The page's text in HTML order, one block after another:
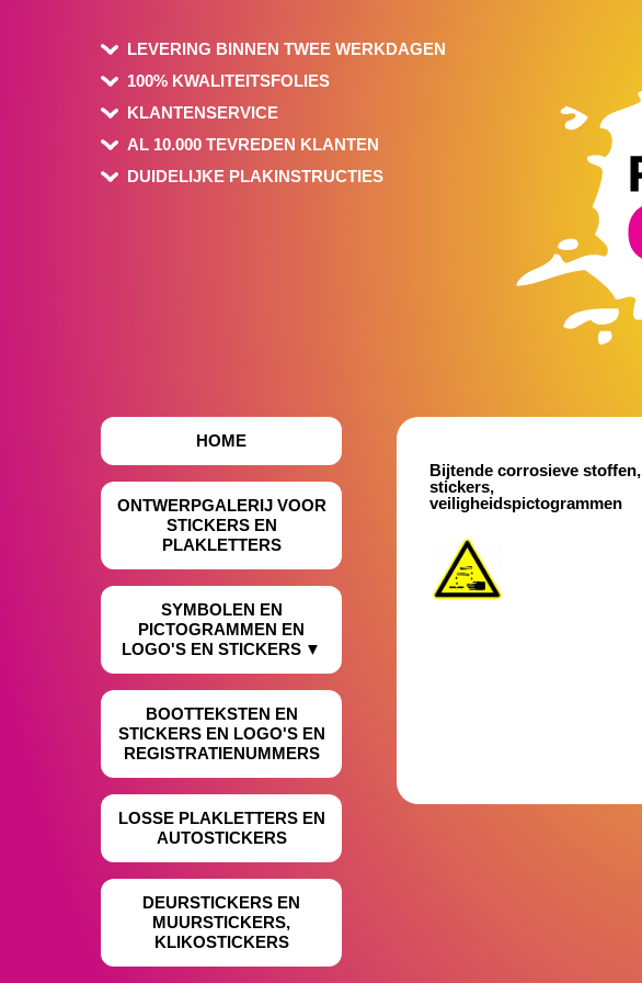
LEVERING BINNEN TWEE WERKDAGEN
100% KWALITEITSFOLIES
KLANTENSERVICE
AL 10.000 TEVREDEN KLANTEN
DUIDELIJKE PLAKINSTRUCTIES
HOME
ONTWERPGALERIJ VOOR
STICKERS EN
PLAKLETTERS
SYMBOLEN EN
PICTOGRAMMEN EN
LOGO'S EN STICKERS
BOOTTEKSTEN EN
STICKERS EN LOGO'S EN
REGISTRATIENUMMERS
LOSSE PLAKLETTERS EN
AUTOSTICKERS
DEURSTICKERS EN
MUURSTICKERS,
KLIKOSTICKERS
Bijtende corrosieve stoffen,
stickers,
veiligheidspictogrammen